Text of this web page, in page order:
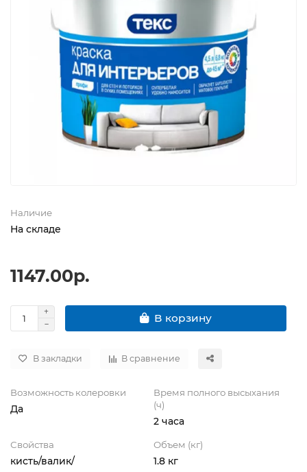
Наличие
На складе
1147.00р.
В корзину
В закладки В сравнение
Возможность колеровки
Да
Время полного высыхания
(ч)
2 часа
Свойства
кисть/валик/
Объем (кг)
1.8 кг